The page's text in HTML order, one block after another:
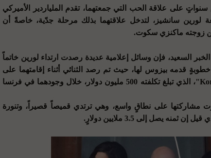
على علاقة الحب التي جمعتهما، تقدم الملياردير الأميركي
لورين سانشيز، لتدخل علاقتهما بذلك مرحلة جدّية، خاصةً أن
زوجته ماكنزي سكوت.
السعيد، فإن وسائل إعلامية عديدة رصدت ارتداء لورين خاتماً
قدمه بيزوس لها، حيث تم رصد الثنائي أثناء إقامتهما على
يخت الملياردير الأميركي الفاخر "Koru"، الذي تبلغ تكلفته 500 مليون دولار، خلال وجودهما في فرنسا
مشاركتها على نطاقٍ واسع، وهي ترتدي قميصاً قصيراً، وتنورة
يصل إلى 3.5 ملايين دولارٍ.